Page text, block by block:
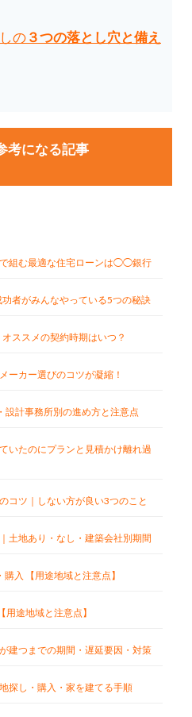
の ３つの落とし穴と備え
考になる記事
で組む最適な住宅ローンは◯◯銀行
功者がみんなやっている5つの秘訣
オススメの契約時期はいつ？
ーカー選びのコツが凝縮！
設計事務所別の進め方と注意点
いたのにプランと見積かけ離れ過
コツ｜しない方が良い3つのこと
土地あり・なし・建築会社別期間
入 【用途地域と注意点】
途地域と注意点】
建つまでの期間・遅延要因・対策
探し・購入・家を建てる手順